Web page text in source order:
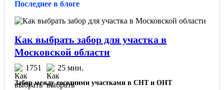
Последнее в блоге
Как выбрать забор для участка в
Московской области
1751 25 мин.
Забор между соседними участками в СНТ и ОНТ